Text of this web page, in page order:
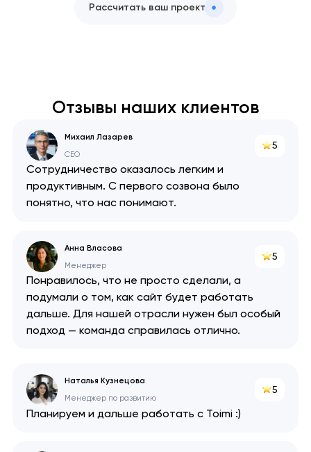
Рассчитать ваш проект
Отзывы наших клиентов
Михаил Лазарев
CEO
5
Сотрудничество оказалось легким и
продуктивным. С первого созвона было
понятно, что нас понимают.
Анна Власова
Менеджер
5
Понравилось, что не просто сделали, а
подумали о том, как сайт будет работать
дальше. Для нашей отрасли нужен был особый
подход — команда справилась отлично.
Наталья Кузнецова
Менеджер по развитию
5
Планируем и дальше работать с Toimi :)